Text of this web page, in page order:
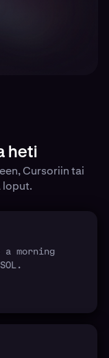
heti
Cursoriin tai
loput.
morning